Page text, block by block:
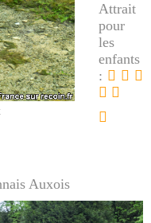
Attrait
pour
les
enfants
:
Auxois